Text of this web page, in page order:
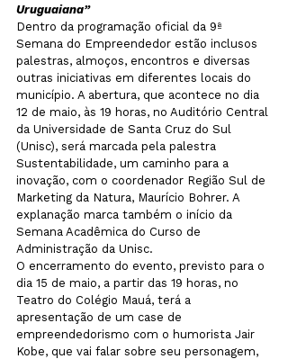
Uruguaiana”
Dentro da programação oficial da 9ª
Semana do Empreendedor estão inclusos
palestras, almoços, encontros e diversas
outras iniciativas em diferentes locais do
município. A abertura, que acontece no dia
12 de maio, às 19 horas, no Auditório Central
da Universidade de Santa Cruz do Sul
(Unisc), será marcada pela palestra
Sustentabilidade, um caminho para a
inovação, com o coordenador Região Sul de
Marketing da Natura, Maurício Bohrer. A
explanação marca também o início da
Semana Acadêmica do Curso de
Administração da Unisc.
O encerramento do evento, previsto para o
dia 15 de maio, a partir das 19 horas, no
Teatro do Colégio Mauá, terá a
apresentação de um case de
empreendedorismo com o humorista Jair
Kobe, que vai falar sobre seu personagem,